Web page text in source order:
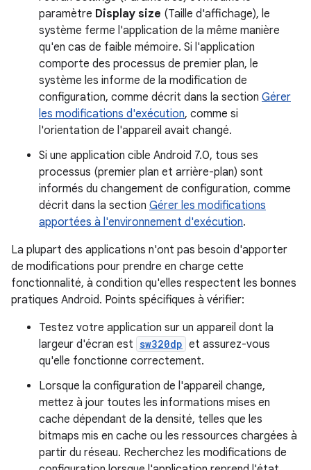
paramètre Display size (Taille d'affichage), le
système ferme l'application de la même manière
qu'en cas de faible mémoire. Si l'application
comporte des processus de premier plan, le
système les informe de la modification de
configuration, comme décrit dans la section Gérer
les modifications d'exécution, comme si
l'orientation de l'appareil avait changé.
Si une application cible Android 7.0, tous ses
processus (premier plan et arrière-plan) sont
informés du changement de configuration, comme
décrit dans la section Gérer les modifications
apportées à l'environnement d'exécution.
La plupart des applications n'ont pas besoin d'apporter
de modifications pour prendre en charge cette
fonctionnalité, à condition qu'elles respectent les bonnes
pratiques Android. Points spécifiques à vérifier:
Testez votre application sur un appareil dont la
largeur d'écran est sw320dp et assurez-vous
qu'elle fonctionne correctement.
Lorsque la configuration de l'appareil change,
mettez à jour toutes les informations mises en
cache dépendant de la densité, telles que les
bitmaps mis en cache ou les ressources chargées à
partir du réseau. Recherchez les modifications de